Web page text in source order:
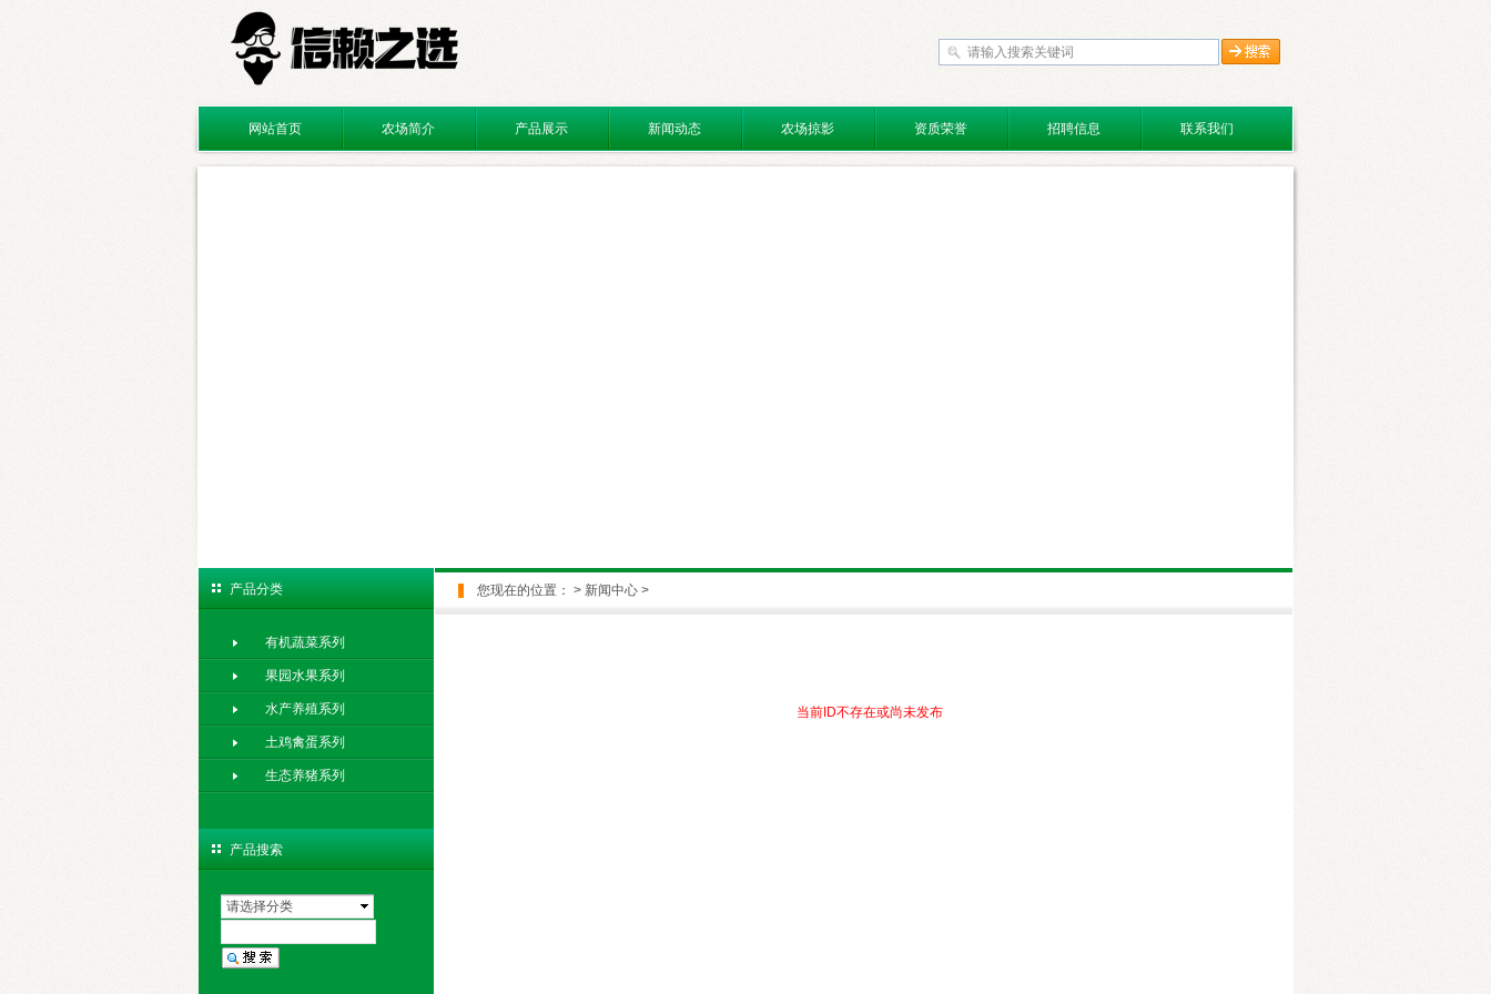
网站首页 农场简介 产品展示 新闻动态 农场掠影 资质荣誉 招聘信息 联系我们
产品搜索
请选择分类
您现在的位置： > 新闻中心 >
产品分类
有机蔬菜系列
果园水果系列
水产养殖系列
土鸡禽蛋系列
生态养猪系列
当前ID不存在或尚未发布